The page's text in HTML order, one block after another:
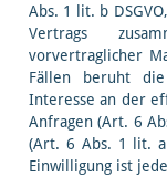
Abs. 1 lit. b
Vertrags
vorvertraglicher
Fällen beruht
Interesse an der
Anfragen (Art. 6
(Art. 6 Abs. 1 lit. a
Einwilligung ist